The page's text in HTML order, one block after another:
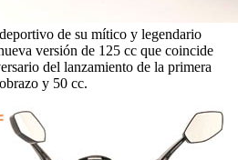
de su mítico y legendario
versión de 125 cc que coincide
del lanzamiento de la primera
y 50 cc.